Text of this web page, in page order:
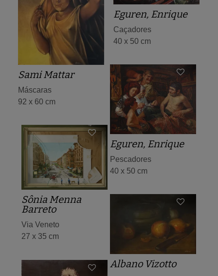
Sami Mattar
Máscaras
92 x 60 cm
Eguren, Enrique
Caçadores
40 x 50 cm
Eguren, Enrique
Pescadores
40 x 50 cm
Sônia Menna
Barreto
Via Veneto
27 x 35 cm
Albano Vizotto